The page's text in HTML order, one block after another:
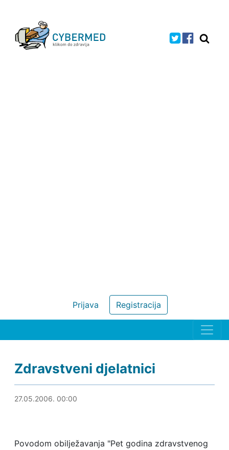
Registracija
Prijava
Zdravstveni djelatnici
20.01.2011. 13:18
27.05.2006. 00:00
Povodom obilježavanja "Pet godina zdravstvenog